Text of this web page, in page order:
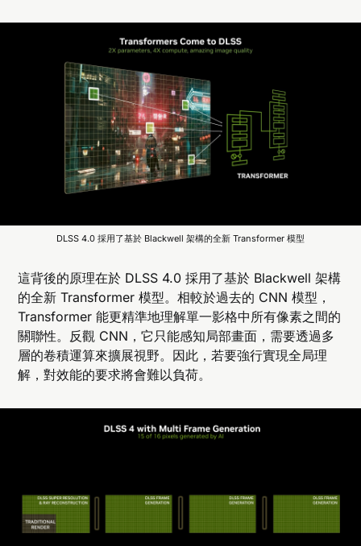
DLSS 4.0 採用了基於 Blackwell 架構的全新 Transformer 模型
這背後的原理在於 DLSS 4.0 採用了基於 Blackwell 架構
的全新 Transformer 模型。相較於過去的 CNN 模型，
Transformer 能更精準地理解單一影格中所有像素之間的
關聯性。反觀 CNN，它只能感知局部畫面，需要透過多
層的卷積運算來擴展視野。因此，若要強行實現全局理
解，對效能的要求將會難以負荷。